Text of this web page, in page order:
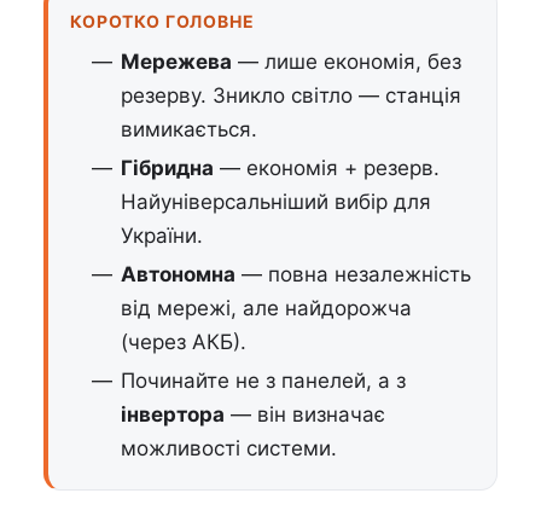
КОРОТКО ГОЛОВНЕ
Мережева — лише економія, без
резерву. Зникло світло — станція
вимикається.
Гібридна — економія + резерв.
Найуніверсальніший вибір для
України.
Автономна — повна незалежність
від мережі, але найдорожча
(через АКБ).
Починайте не з панелей, а з
інвертора — він визначає
можливості системи.